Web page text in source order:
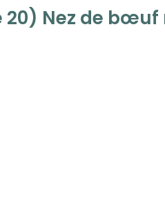
20) Nez de